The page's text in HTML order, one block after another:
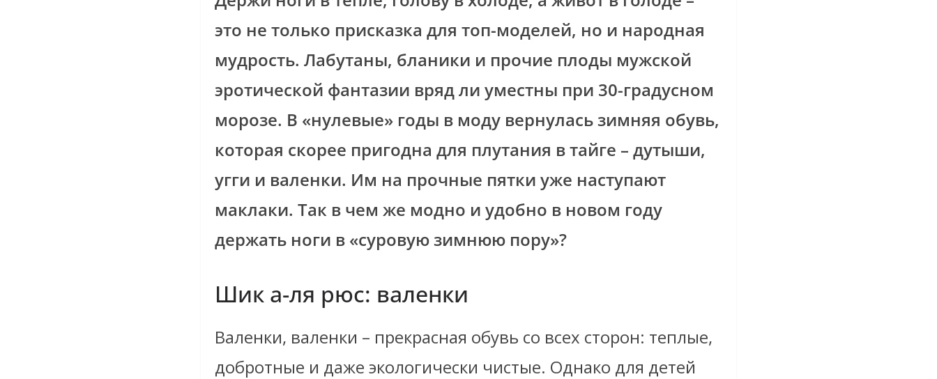
это не только присказка для топ-моделей, но и народная
мудрость. Лабутаны, бланики и прочие плоды мужской
эротической фантазии вряд ли уместны при 30-градусном
морозе. В «нулевые» годы в моду вернулась зимняя обувь,
которая скорее пригодна для плутания в тайге – дутыши,
угги и валенки. Им на прочные пятки уже наступают
маклаки. Так в чем же модно и удобно в новом году
держать ноги в «суровую зимнюю пору»?
Шик а-ля рюс: валенки
Валенки, валенки – прекрасная обувь со всех сторон: теплые,
добротные и даже экологически чистые. Однако для детей